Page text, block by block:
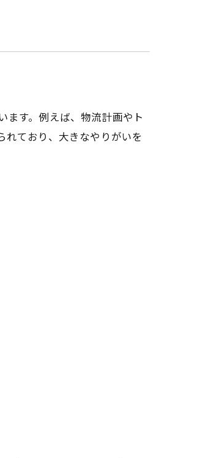
ます。例えば、物流計画やト
れており、大きなやりがいを